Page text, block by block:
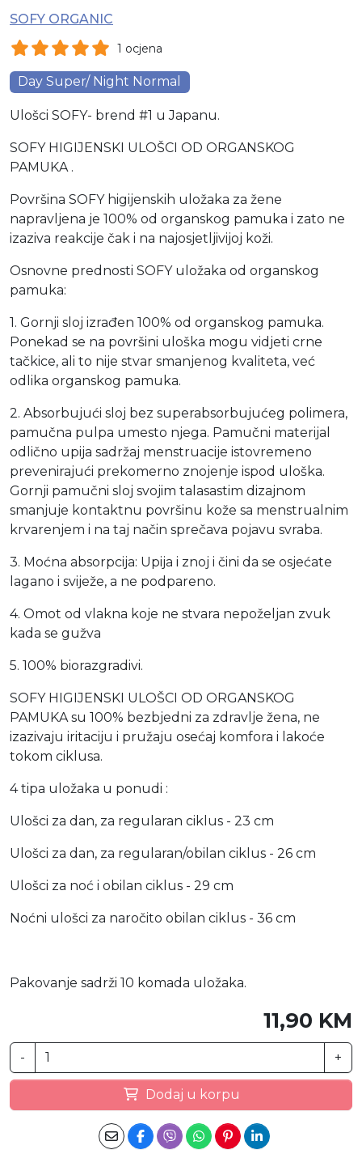
SOFY ORGANIC
1 ocjena
Day Super/ Night Normal
Ulošci SOFY- brend #1 u Japanu.
SOFY HIGIJENSKI ULOŠCI OD ORGANSKOG
PAMUKA .
Površina SOFY higijenskih uložaka za žene
napravljena je 100% od organskog pamuka i zato ne
izaziva reakcije čak i na najosjetljivijoj koži.
Osnovne prednosti SOFY uložaka od organskog
pamuka:
1. Gornji sloj izrađen 100% od organskog pamuka.
Ponekad se na površini uloška mogu vidjeti crne
tačkice, ali to nije stvar smanjenog kvaliteta, već
odlika organskog pamuka.
2. Absorbujući sloj bez superabsorbujućeg polimera,
pamučna pulpa umesto njega. Pamučni materijal
odlično upija sadržaj menstruacije istovremeno
prevenirajući prekomerno znojenje ispod uloška.
Gornji pamučni sloj svojim talasastim dizajnom
smanjuje kontaktnu površinu kože sa menstrualnim
krvarenjem i na taj način sprečava pojavu svraba.
3. Moćna absorpcija: Upija i znoj i čini da se osjećate
lagano i sviježe, a ne podpareno.
4. Omot od vlakna koje ne stvara nepoželjan zvuk
kada se gužva
5. 100% biorazgradivi.
SOFY HIGIJENSKI ULOŠCI OD ORGANSKOG
PAMUKA su 100% bezbjedni za zdravlje žena, ne
izazivaju iritaciju i pružaju osećaj komfora i lakoće
tokom ciklusa.
4 tipa uložaka u ponudi :
Ulošci za dan, za regularan ciklus - 23 cm
Ulošci za dan, za regularan/obilan ciklus - 26 cm
Ulošci za noć i obilan ciklus - 29 cm
Noćni ulošci za naročito obilan ciklus - 36 cm
Pakovanje sadrži 10 komada uložaka.
11,90 KM
- +
Dodaj u korpu